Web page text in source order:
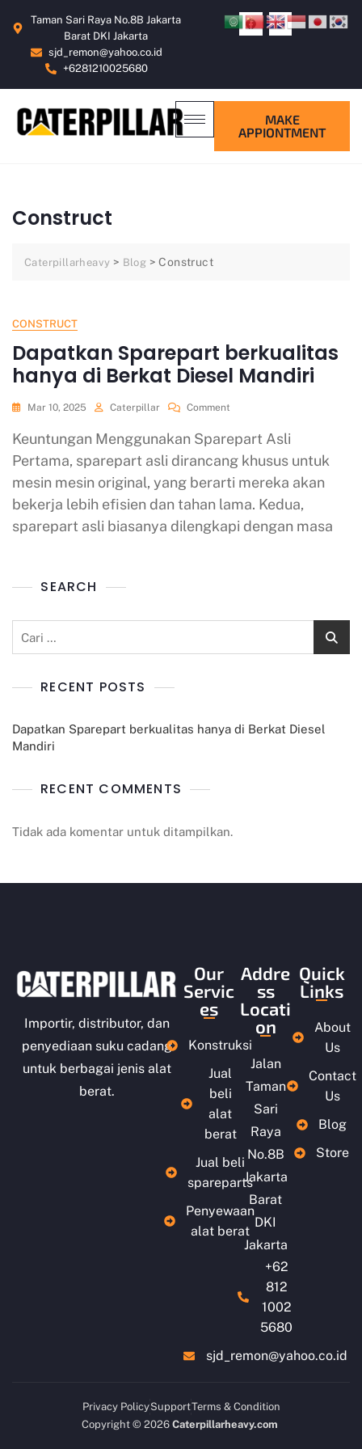
Taman Sari Raya No.8B Jakarta
Barat DKI Jakarta
sjd_remon@yahoo.co.id
+6281210025680
MAKE
APPIONTMENT
Construct
Caterpillarheavy > Blog >Construct
CONSTRUCT
Dapatkan Sparepart berkualitas
hanya di Berkat Diesel Mandiri
Mar 10, 2025 Caterpillar Comment
Keuntungan Menggunakan Sparepart Asli
Pertama, sparepart asli dirancang khusus untuk
mesin mesin original, yang berarti mereka akan
bekerja lebih efisien dan tahan lama. Kedua,
sparepart asli biasanya dilengkapi dengan masa
SEARCH
RECENT POSTS
Dapatkan Sparepart berkualitas hanya di Berkat Diesel
Mandiri
RECENT COMMENTS
Tidak ada komentar untuk ditampilkan.
Importir, distributor, dan
penyediaan suku cadang
untuk berbagai jenis alat
berat.
Our
Servic
es
Konstruksi
Jual
beli
alat
berat
Jual beli
spareparts
Penyewaan
alat berat
Addre
ss
Locati
on
Jalan
Taman
Sari
Raya
No.8B
Jakarta
Barat
DKI
Jakarta
+62
812
1002
5680
sjd_remon@yahoo.co.id
Quick
Links
About
Us
Contact
Us
Blog
Store
Privacy PolicySupportTerms & Condition
Copyright © 2026 Caterpillarheavy.com